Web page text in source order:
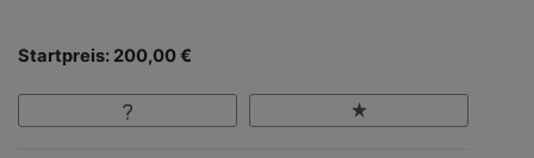
Startpreis: 200,00 €